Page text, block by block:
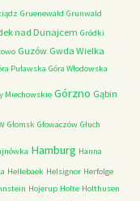
Gruenewald Grunwald
nad Dunajcem Gródki
Guzów Gwda Wielka
Puławska Góra Włodowska
Miechowskie Górzno Gąbin
Głomsk Głowaczów Głuch
Hamburg Hanna
Hellebaek Helsignor Herfolge
Hojerup Holte Holthusen